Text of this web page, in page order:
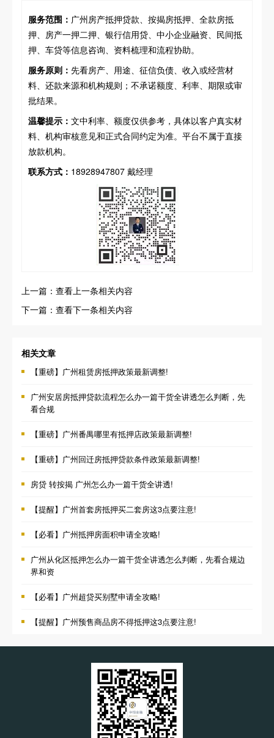
服务范围： 广州房产抵押贷款、按揭房抵押、全款房抵
押、房产一押二押、银行信用贷、中小企业融资、民间抵
押、车贷等信息咨询、资料梳理和流程协助。
服务原则： 先看房产、用途、征信负债、收入或经营材
料、还款来源和机构规则；不承诺额度、利率、期限或审
批结果。
温馨提示： 文中利率、额度仅供参考，具体以客户真实材
料、机构审核意见和正式合同约定为准。平台不属于直接
放款机构。
联系方式： 18928947807 戴经理
上一篇：查看上一条相关内容
下一篇：查看下一条相关内容
相关文章
【重磅】广州租赁房抵押政策最新调整!
广州安居房抵押贷款流程怎么办一篇干货全讲透怎么判断，先
看合规
【重磅】广州番禺哪里有抵押店政策最新调整!
【重磅】广州回迁房抵押贷款条件政策最新调整!
房贷 转按揭 广州怎么办一篇干货全讲透!
【提醒】广州首套房抵押买二套房这3点要注意!
【必看】广州抵押房面积申请全攻略!
广州从化区抵押怎么办一篇干货全讲透怎么判断，先看合规边
界和资
【必看】广州超贷买别墅申请全攻略!
【提醒】广州预售商品房不得抵押这3点要注意!